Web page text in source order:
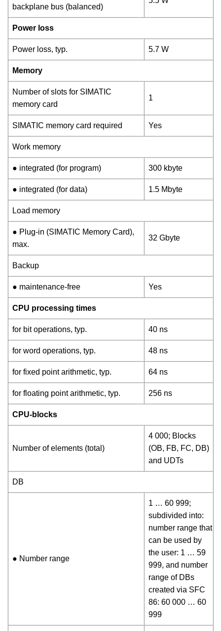
backplane bus (balanced)
Power loss
Power loss, typ. 5.7 W
Memory
Number of slots for SIMATIC
memory card
1
SIMATIC memory card required Yes
Work memory
● integrated (for program) 300 kbyte
● integrated (for data) 1.5 Mbyte
Load memory
● Plug-in (SIMATIC Memory Card),
max.
32 Gbyte
Backup
● maintenance-free Yes
CPU processing times
for bit operations, typ. 40 ns
for word operations, typ. 48 ns
for fixed point arithmetic, typ. 64 ns
for floating point arithmetic, typ. 256 ns
CPU-blocks
Number of elements (total)
4 000; Blocks
(OB, FB, FC, DB)
and UDTs
DB
● Number range
1 … 60 999;
subdivided into:
number range that
can be used by
the user: 1 … 59
999, and number
range of DBs
created via SFC
86: 60 000 … 60
999